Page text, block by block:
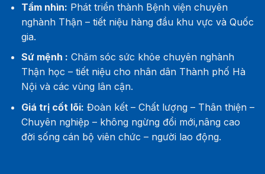
Tầm nhìn: Phát triển thành Bệnh viện chuyên
nghành Thận – tiết niệu hàng đầu khu vực và Quốc
gia.
Sứ mệnh : Chăm sóc sức khỏe chuyên nghành
Thận học – tiết niệu cho nhân dân Thành phố Hà
Nội và các vùng lân cận.
Giá trị cốt lõi: Đoàn kết – Chất lượng – Thân thiện –
Chuyên nghiệp – không ngừng đổi mới,nâng cao
đời sống cán bộ viên chức – người lao động.